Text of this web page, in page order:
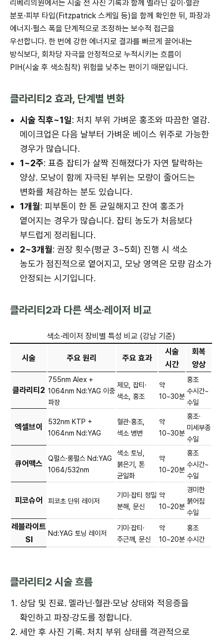
리베리의원에서는 시술 전 사진 기록과 함께 멜라닌 깊이·혈관
분포·피부 타입(Fitzpatrick 스케일 등)을 함께 확인한 뒤, 파장과
에너지·펄스 폭을 단계적으로 조정하는 보수적 접근을
우선합니다. 한 번에 강한 에너지로 결과를 빠르게 끌어내는
방식보다, 회차당 자극을 안정적으로 누적시키는 흐름이
PIH(시술 후 색소침착) 위험을 낮추는 편이기 때문입니다.
클라리티2 효과, 단계별 변화
시술 직후~1일: 처치 부위 가벼운 홍조와 따끔한 열감.
메이크업은 다음 날부터 가벼운 베이스 위주로 가능한
경우가 많습니다.
1~2주: 표층 잡티가 살짝 진해졌다가 자연 탈락하는
양상. 모낭이 함께 자극된 부위는 모량이 줄어드는
변화를 체감하는 분도 있습니다.
1개월: 피부톤이 한 톤 균일해지고 잔여 홍조가
옅어지는 경우가 많습니다. 잡티 농도가 처음보다
부드럽게 정리됩니다.
2~3개월: 권장 횟수(평균 3~5회) 진행 시 색소
농도가 점진적으로 옅어지고, 모낭 영역은 모량 감소가
안정되는 시기입니다.
클라리티2과 다른 색소·레이저 비교
색소·레이저 장비별 특성 비교 (강남 기준)
시술 주요 원리 주요 효과
시술
시간
회복
양상
클라리티2
755nm Alex +
1064nm Nd:YAG 이중
파장
제모, 잡티·
색소, 홍조
약
10~30분
홍조
수시간~
수일
엑셀브이
532nm KTP +
1064nm Nd:YAG
혈관·홍조,
색소 병변
약
10~30분
홍조·
미세부종
수일
큐어맥스
Q펄스·롱펄스 Nd:YAG
1064/532nm
색소 토닝,
붉은기, 톤
균일화
약
10~20분
홍조
수시간~
수일
피코슈어 피코초 단위 레이저
기미·잡티 정밀
분해, 문신
약
10~20분
경미한
붉어짐
수일
레블라이트
SI
Nd:YAG 토닝 레이저
기미·잡티·
주근깨, 문신
약
10~20분
홍조
수시간
클라리티2 시술 흐름
상담 및 진료. 멜라닌·혈관·모낭 상태와 적응증을
확인하고 파장·강도를 정합니다.
세안 후 사진 기록. 처치 부위 상태를 객관적으로